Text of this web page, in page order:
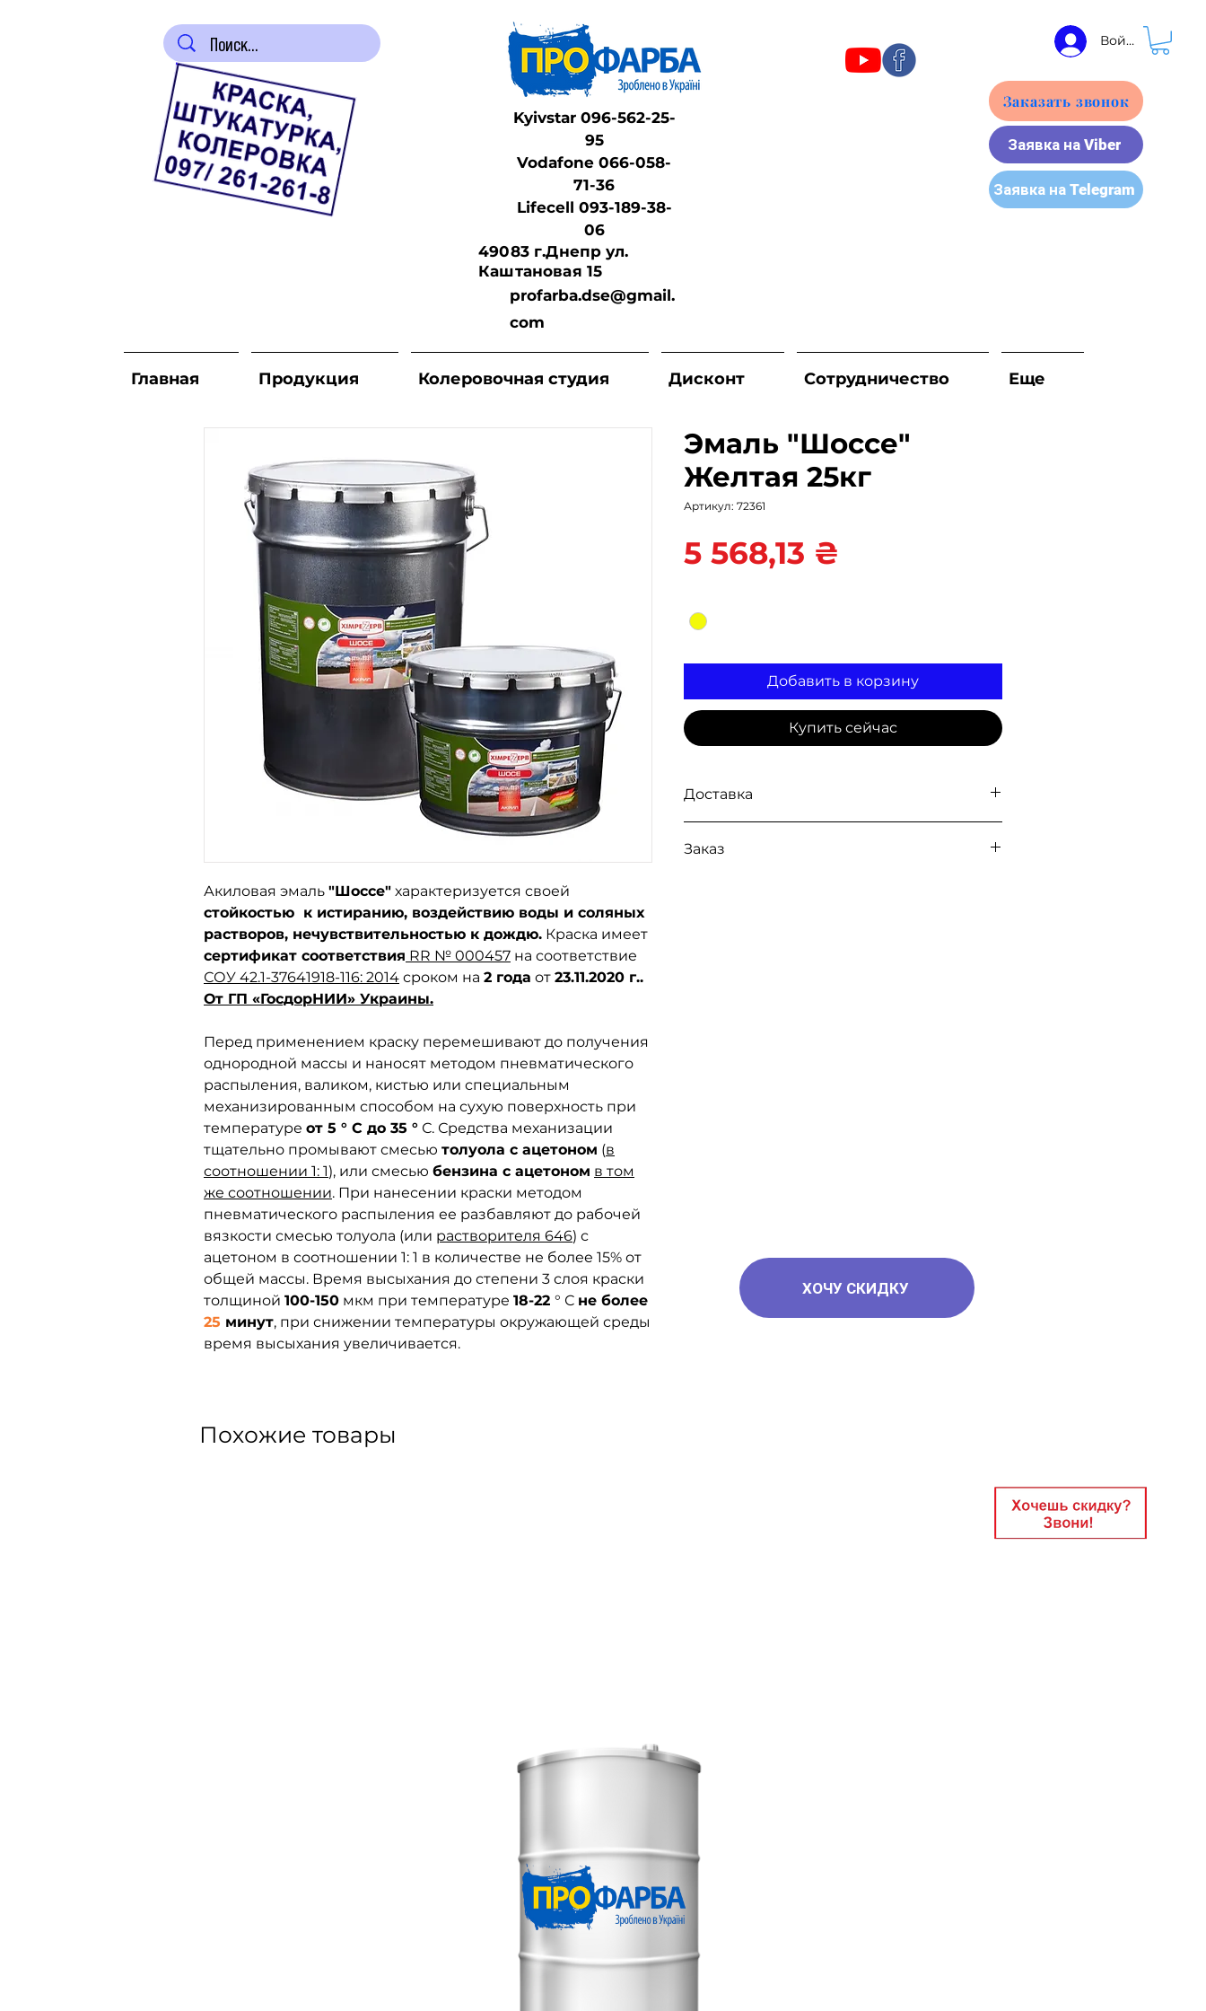
Заявка на Telegram
Заявка на Viber
Заказать звонок
Kyivstar 096-562-25-
95
Vodafone 066-058-
71-36
Lifeсell 093-189-38-
06
49083 г.Днепр ул.
Каштановая 15
profarba.dse@gmail.
com
Главная Продукция Колеровочная студия Дисконт Сотрудничество Еще
Войти
Акиловая эмаль "Шоссе" характеризуется своей
стойкостью к истиранию, воздействию воды и соляных
растворов, нечувствительностью к дождю. Краска имеет
сертификат соответствия RR № 000457 на соответствие
СОУ 42.1-37641918-116: 2014 сроком на 2 года от 23.11.2020 г..
От ГП «ГосдорНИИ» Украины.
Перед применением краску перемешивают до получения
однородной массы и наносят методом пневматического
распыления, валиком, кистью или специальным
механизированным способом на сухую поверхность при
температуре от 5 ° С до 35 ° С. Средства механизации
тщательно промывают смесью толуола с ацетоном (в
соотношении 1: 1), или смесью бензина с ацетоном в том
же соотношении. При нанесении краски методом
пневматического распыления ее разбавляют до рабочей
вязкости смесью толуола (или растворителя 646) с
ацетоном в соотношении 1: 1 в количестве не более 15% от
общей массы. Время высыхания до степени 3 слоя краски
толщиной 100-150 мкм при температуре 18-22 ° С не более
25 минут, при снижении температуры окружающей среды
время высыхания увеличивается.
Эмаль "Шоссе"
Желтая 25кг
Артикул: 72361
5 568,13 ₴
Добавить в корзину
Купить сейчас
Доставка
так же доставка
Заказ
ХОЧУ СКИДКУ
Похожие товары